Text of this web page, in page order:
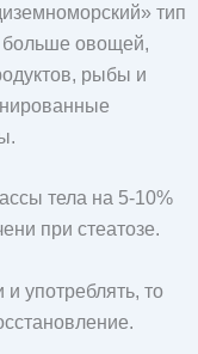
тип
больше овощей,
рыбы и
тела на 5-10%
при стеатозе.
употреблять, то